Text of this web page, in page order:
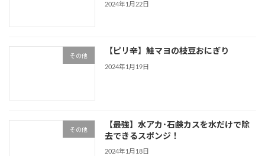
2024年1月22日
その他
【ピリ辛】鮭マヨの枝豆おにぎり
2024年1月19日
その他
【最強】水アカ･石鹸カスを水だけで除
去できるスポンジ！
2024年1月18日